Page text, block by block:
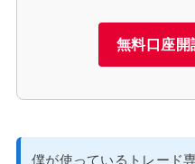
無料口座開
僕が使っているトレード